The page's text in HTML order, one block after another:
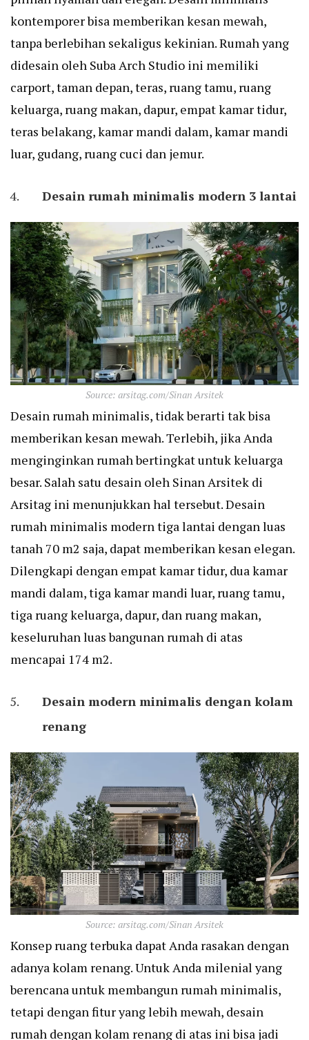
kontemporer bisa memberikan kesan mewah,
tanpa berlebihan sekaligus kekinian. Rumah yang
didesain oleh Suba Arch Studio ini memiliki
carport, taman depan, teras, ruang tamu, ruang
keluarga, ruang makan, dapur, empat kamar tidur,
teras belakang, kamar mandi dalam, kamar mandi
luar, gudang, ruang cuci dan jemur.
Desain rumah minimalis modern 3 lantai
Source: arsitag.com/Sinan Arsitek
Desain rumah minimalis, tidak berarti tak bisa
memberikan kesan mewah. Terlebih, jika Anda
menginginkan rumah bertingkat untuk keluarga
besar. Salah satu desain oleh Sinan Arsitek di
Arsitag ini menunjukkan hal tersebut. Desain
rumah minimalis modern tiga lantai dengan luas
tanah 70 m2 saja, dapat memberikan kesan elegan.
Dilengkapi dengan empat kamar tidur, dua kamar
mandi dalam, tiga kamar mandi luar, ruang tamu,
tiga ruang keluarga, dapur, dan ruang makan,
keseluruhan luas bangunan rumah di atas
mencapai 174 m2.
Desain modern minimalis dengan kolam
renang
Source: arsitag.com/Sinan Arsitek
Konsep ruang terbuka dapat Anda rasakan dengan
adanya kolam renang. Untuk Anda milenial yang
berencana untuk membangun rumah minimalis,
tetapi dengan fitur yang lebih mewah, desain
rumah dengan kolam renang di atas ini bisa jadi